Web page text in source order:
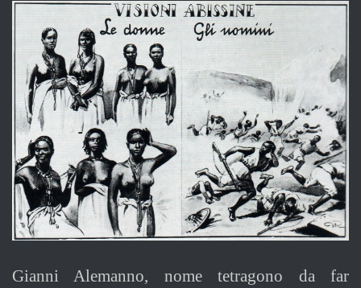
Ingrandisci
immagine
Gianni Alemanno, nome tetragono da far